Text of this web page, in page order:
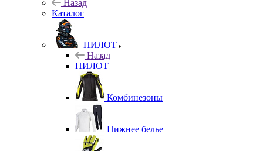
Назад
Каталог
ПИЛОТ
Назад
ПИЛОТ
Комбинезоны
Нижнее белье